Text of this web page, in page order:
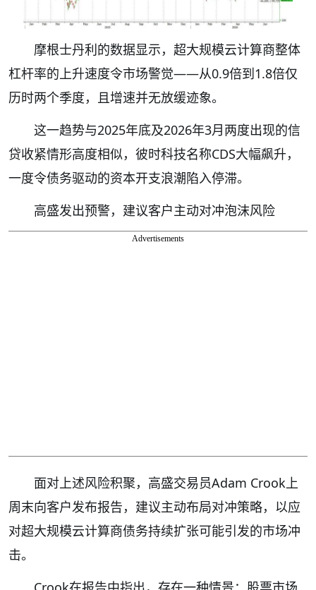
摩根士丹利的数据显示，超大规模云计算商整体
杠杆率的上升速度令市场警觉——从0.9倍到1.8倍仅
历时两个季度，且增速并无放缓迹象。
这一趋势与2025年底及2026年3月两度出现的信
贷收紧情形高度相似，彼时科技名称CDS大幅飙升，
一度令债务驱动的资本开支浪潮陷入停滞。
高盛发出预警，建议客户主动对冲泡沫风险
Advertisements
面对上述风险积聚，高盛交易员Adam Crook上
周末向客户发布报告，建议主动布局对冲策略，以应
对超大规模云计算商债务持续扩张可能引发的市场冲
击。